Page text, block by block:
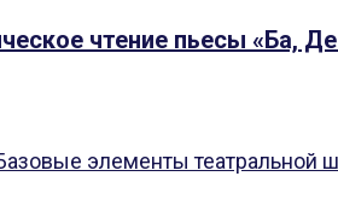
чтение пьесы «Ба,
элементы театральной